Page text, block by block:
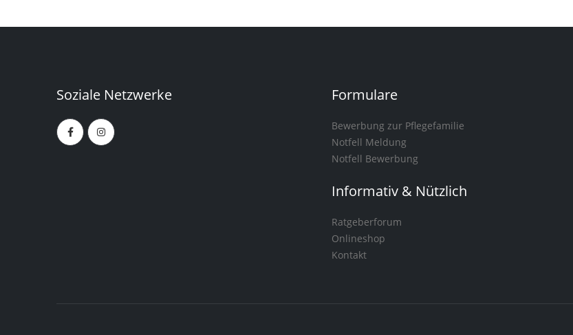
Soziale Netzwerke Formulare
Bewerbung zur Pflegefamilie
Notfell Meldung
Notfell Bewerbung
Informativ & Nützlich
Ratgeberforum
Onlineshop
Kontakt